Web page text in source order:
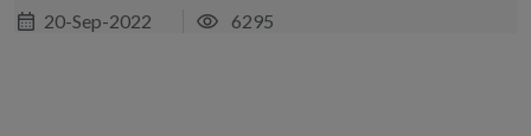
20-Sep-2022 6295